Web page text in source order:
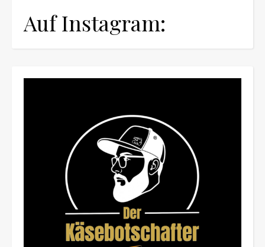
Auf Instagram: